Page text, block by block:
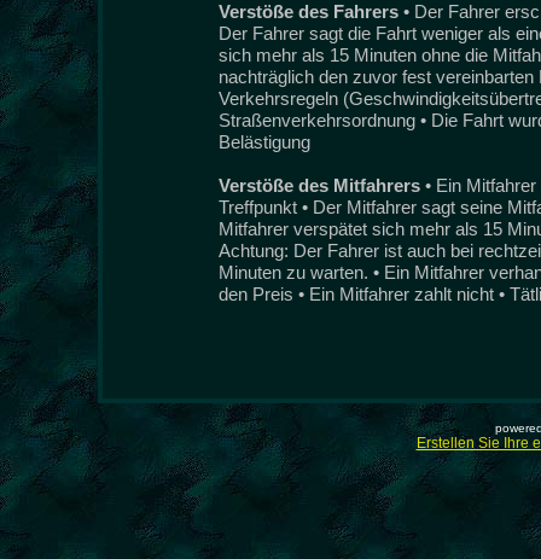
Verstöße des Fahrers • Der Fahrer
Der Fahrer sagt die Fahrt weniger als
sich mehr als 15 Minuten ohne die
nachträglich den zuvor fest
Verkehrsregeln
Straßenverkehrsordnung • Die Fahrt
Belästigung
Verstöße des Mitfahrers • Ein
Treffpunkt • Der Mitfahrer sagt seine
Mitfahrer verspätet sich mehr als 15
Achtung: Der Fahrer ist auch bei
Minuten zu warten. • Ein Mitfahrer
den Preis • Ein Mitfahrer zahlt nicht •
Erstellen Sie Ihre